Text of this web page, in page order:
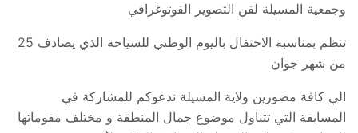
وجمعية المسيلة لفن التصوير الفوتوغرافي
تنظم بمناسبة الاحتفال باليوم الوطني للسياحة الذي يصادف 25
من شهر جوان
الي كافة مصورين ولاية المسيلة ندعوكم للمشاركة في
المسابقة التي تتناول موضوع جمال المنطقة و مختلف مقوماتها